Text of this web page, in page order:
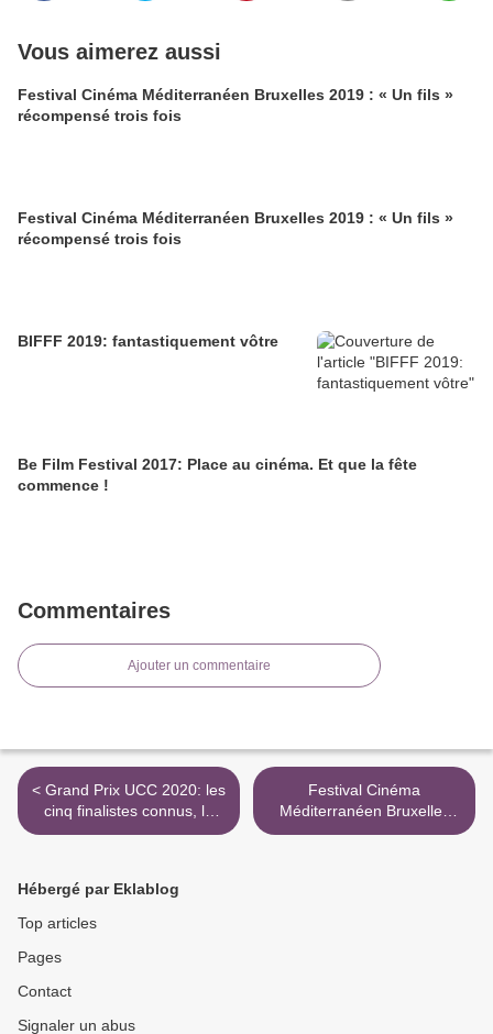
Vous aimerez aussi
Festival Cinéma Méditerranéen Bruxelles 2019 : « Un fils »
récompensé trois fois
Festival Cinéma Méditerranéen Bruxelles 2019 : « Un fils »
récompensé trois fois
BIFFF 2019: fantastiquement vôtre
Be Film Festival 2017: Place au cinéma. Et que la fête
commence !
Commentaires
Ajouter un commentaire
< Grand Prix UCC 2020: les
cinq finalistes connus, le
Cavens dévoilé
Festival Cinéma
Méditerranéen Bruxelles
2019 : « Un fils »
Hébergé par Eklablog
Top articles
Pages
Contact
Signaler un abus